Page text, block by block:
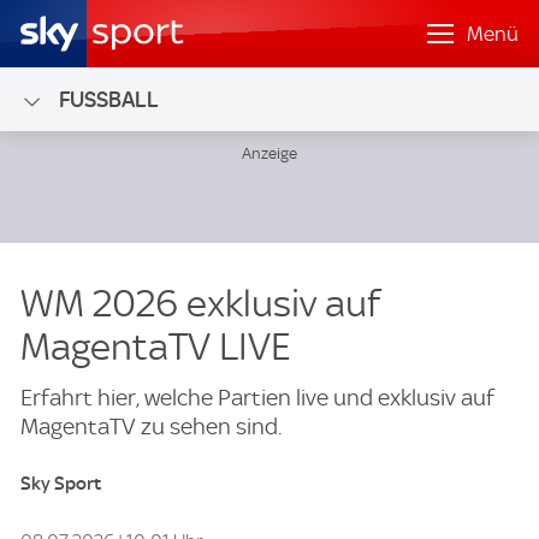
Menü
FUSSBALL
WM 2026 exklusiv auf
MagentaTV LIVE
Erfahrt hier, welche Partien live und exklusiv auf
MagentaTV zu sehen sind.
Sky Sport